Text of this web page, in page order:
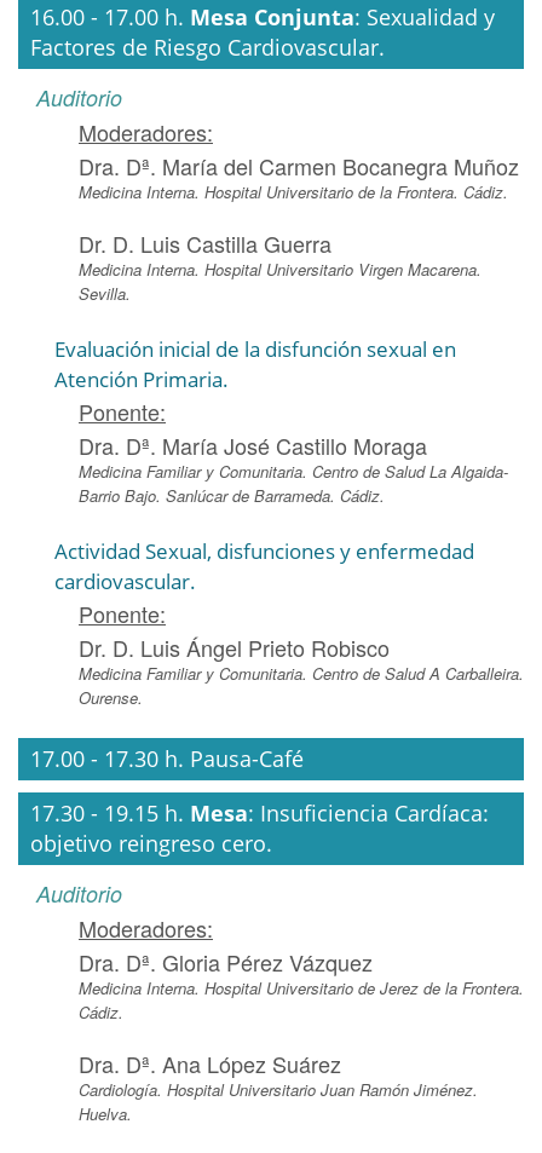
16.00 - 17.00 h. Mesa Conjunta: Sexualidad y
Factores de Riesgo Cardiovascular.
Auditorio
Moderadores:
Dra. Dª. María del Carmen Bocanegra Muñoz
Medicina Interna. Hospital Universitario de la Frontera. Cádiz.
Dr. D. Luis Castilla Guerra
Medicina Interna. Hospital Universitario Virgen Macarena.
Sevilla.
Evaluación inicial de la disfunción sexual en
Atención Primaria.
Ponente:
Dra. Dª. María José Castillo Moraga
Medicina Familiar y Comunitaria. Centro de Salud La Algaida-
Barrio Bajo. Sanlúcar de Barrameda. Cádiz.
Actividad Sexual, disfunciones y enfermedad
cardiovascular.
Ponente:
Dr. D. Luis Ángel Prieto Robisco
Medicina Familiar y Comunitaria. Centro de Salud A Carballeira.
Ourense.
17.00 - 17.30 h. Pausa-Café
17.30 - 19.15 h. Mesa: Insuficiencia Cardíaca:
objetivo reingreso cero.
Auditorio
Moderadores:
Dra. Dª. Gloria Pérez Vázquez
Medicina Interna. Hospital Universitario de Jerez de la Frontera.
Cádiz.
Dra. Dª. Ana López Suárez
Cardiología. Hospital Universitario Juan Ramón Jiménez.
Huelva.